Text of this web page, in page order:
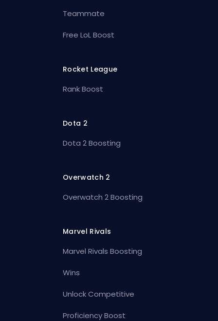
Teammate
Free LoL Boost
Rocket League
Rank Boost
Dota 2
Dota 2 Boosting
Overwatch 2
Overwatch 2 Boosting
Marvel Rivals
Marvel Rivals Boosting
Wins
Unlock Competitive
Proficiency Boost